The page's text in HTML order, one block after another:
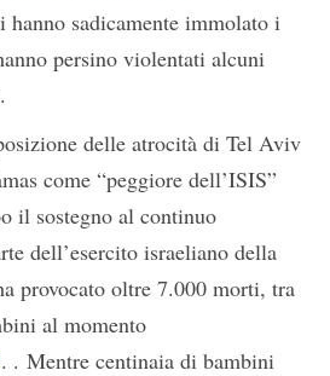
sadicamente immolato i
persino violentati alcuni
delle atrocità di Tel Aviv
come “peggiore dell’ISIS”
il sostegno al continuo
dell’esercito israeliano della
provocato oltre 7.000 morti, tra
al momento
. . Mentre centinaia di bambini